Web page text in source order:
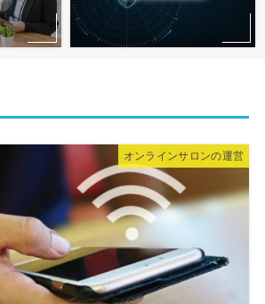
オンラインサロンの運営